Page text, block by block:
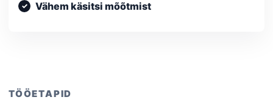
Vähem käsitsi mõõtmist
TÖÖETAPID